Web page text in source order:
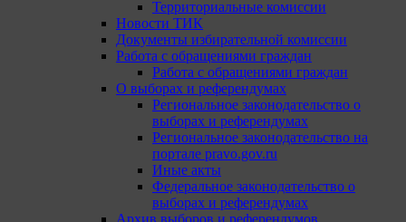
Территориальные комиссии
Новости ТИК
Документы избирательной комиссии
Работа с обращениями граждан
Работа с обращениями граждан
О выборах и референдумах
Региональное законодательство о
выборах и референдумах
Региональное законодательство на
портале pravo.gov.ru
Иные акты
Федеральное законодательство о
выборах и референдумах
Архив выборов и референдумов